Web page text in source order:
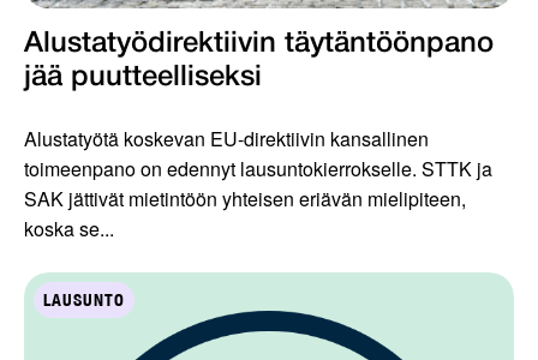
Alustatyödirektiivin täytäntöönpano
jää puutteelliseksi
Alustatyötä koskevan EU-direktiivin kansallinen
toimeenpano on edennyt lausuntokierrokselle. STTK ja
SAK jättivät mietintöön yhteisen eriävän mielipiteen,
koska se...
LAUSUNTO